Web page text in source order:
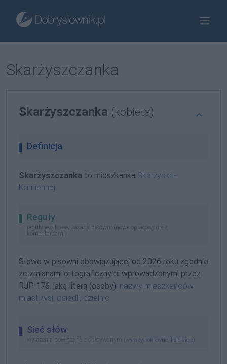
Skarżyszczanka
Skarżyszczanka (kobieta)
Definicja
Skarżyszczanka to mieszkanka Skarżyska-
Kamiennej
Reguły
reguły językowe, zasady pisowni (nowe opracowanie z
komentarzami)
Słowo w pisowni obowiązującej od 2026 roku zgodnie
ze zmianami ortograficznymi wprowadzonymi przez
RJP 176. jaką literą (osoby): nazwy mieszkańców
miast, wsi, osiedli, dzielnic
Sieć słów
wyrażenia powiązane z opisywanym ( wyrazy pokrewne kolokacje